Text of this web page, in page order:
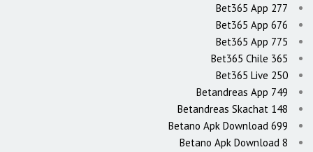
Bet365 App 277
Bet365 App 676
Bet365 App 775
Bet365 Chile 365
Bet365 Live 250
Betandreas App 749
Betandreas Skachat 148
Betano Apk Download 699
Betano Apk Download 8